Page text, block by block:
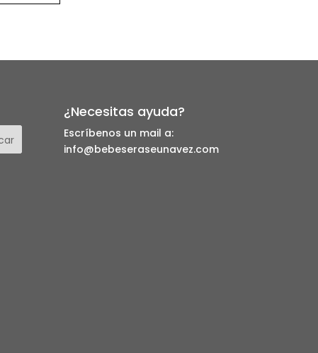
era:
¿Necesitas ayuda?
Escríbenos un mail a:
info@bebeseraseunavez.com